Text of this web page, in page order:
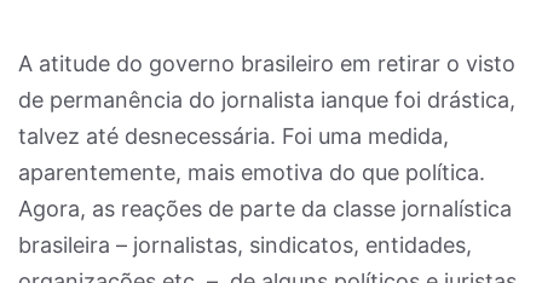
A atitude do governo brasileiro em retirar o visto
de permanência do jornalista ianque foi drástica,
talvez até desnecessária. Foi uma medida,
aparentemente, mais emotiva do que política.
Agora, as reações de parte da classe jornalística
brasileira – jornalistas, sindicatos, entidades,